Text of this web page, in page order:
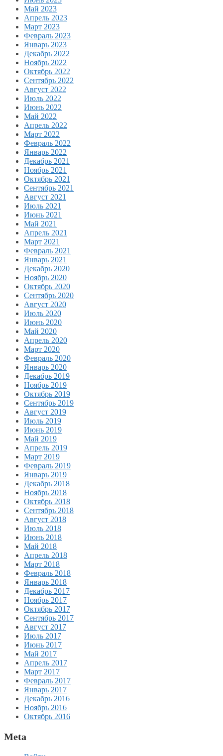
Май 2023
Апрель 2023
Март 2023
Февраль 2023
Январь 2023
Декабрь 2022
Ноябрь 2022
Октябрь 2022
Сентябрь 2022
Август 2022
Июль 2022
Июнь 2022
Май 2022
Апрель 2022
Март 2022
Февраль 2022
Январь 2022
Декабрь 2021
Ноябрь 2021
Октябрь 2021
Сентябрь 2021
Август 2021
Июль 2021
Июнь 2021
Май 2021
Апрель 2021
Март 2021
Февраль 2021
Январь 2021
Декабрь 2020
Ноябрь 2020
Октябрь 2020
Сентябрь 2020
Август 2020
Июль 2020
Июнь 2020
Май 2020
Апрель 2020
Март 2020
Февраль 2020
Январь 2020
Декабрь 2019
Ноябрь 2019
Октябрь 2019
Сентябрь 2019
Август 2019
Июль 2019
Июнь 2019
Май 2019
Апрель 2019
Март 2019
Февраль 2019
Январь 2019
Декабрь 2018
Ноябрь 2018
Октябрь 2018
Сентябрь 2018
Август 2018
Июль 2018
Июнь 2018
Май 2018
Апрель 2018
Март 2018
Февраль 2018
Январь 2018
Декабрь 2017
Ноябрь 2017
Октябрь 2017
Сентябрь 2017
Август 2017
Июль 2017
Июнь 2017
Май 2017
Апрель 2017
Март 2017
Февраль 2017
Январь 2017
Декабрь 2016
Ноябрь 2016
Октябрь 2016
Meta